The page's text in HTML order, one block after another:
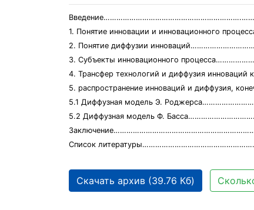
1. Понятие инновации и инновационного
2. Понятие диффузии
3. Субъекты инновационного
4. Трансфер технологий и диффузия
5. распространение инноваций и
5.1 Диффузная модель Э.
5.2 Диффузная модель Ф.
Список
Скачать архив (39.76 Кб)